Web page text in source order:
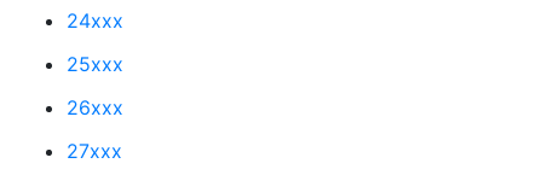
24xxx
25xxx
26xxx
27xxx